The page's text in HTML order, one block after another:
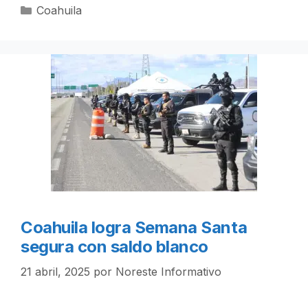
Categorías
Coahuila
Coahuila logra Semana Santa
segura con saldo blanco
21 abril, 2025 por Noreste Informativo